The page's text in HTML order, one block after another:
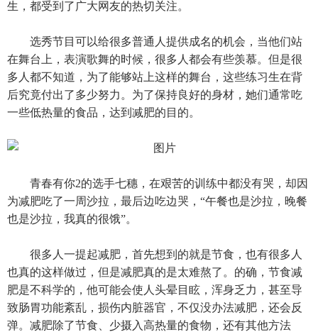
生，都受到了广大网友的热切关注。
选秀节目可以给很多普通人提供成名的机会，当他们站
在舞台上，表演歌舞的时候，很多人都会有些羡慕。但是很
多人都不知道，为了能够站上这样的舞台，这些练习生在背
后究竟付出了多少努力。为了保持良好的身材，她们通常吃
一些低热量的食品，达到减肥的目的。
青春有你2的选手七穗，在艰苦的训练中都没有哭，却因
为减肥吃了一周沙拉，最后边吃边哭，“午餐也是沙拉，晚餐
也是沙拉，我真的很饿”。
很多人一提起减肥，首先想到的就是节食，也有很多人
也真的这样做过，但是减肥真的是太难熬了。的确，节食减
肥是不科学的，他可能会使人头晕目眩，浑身乏力，甚至导
致肠胃功能紊乱，损伤内脏器官，不仅没办法减肥，还会反
弹。减肥除了节食、少摄入高热量的食物，还有其他方法